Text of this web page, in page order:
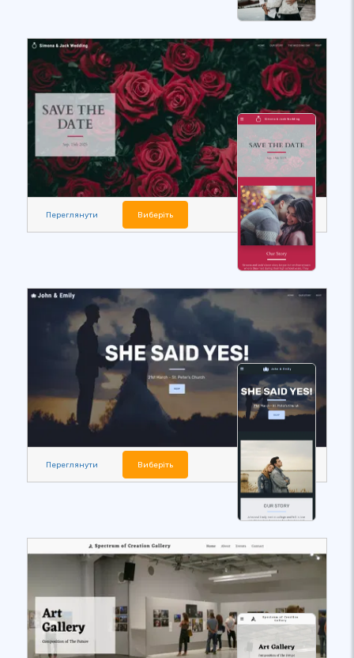
Переглянути Виберіть
Переглянути Виберіть